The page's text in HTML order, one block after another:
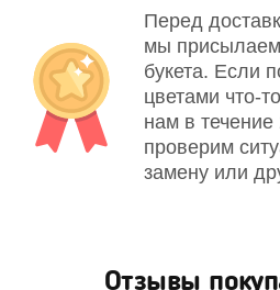
Перед
мы присылаем
букета. Если
цветами что-
нам в
проверим
замену или
Отзывы